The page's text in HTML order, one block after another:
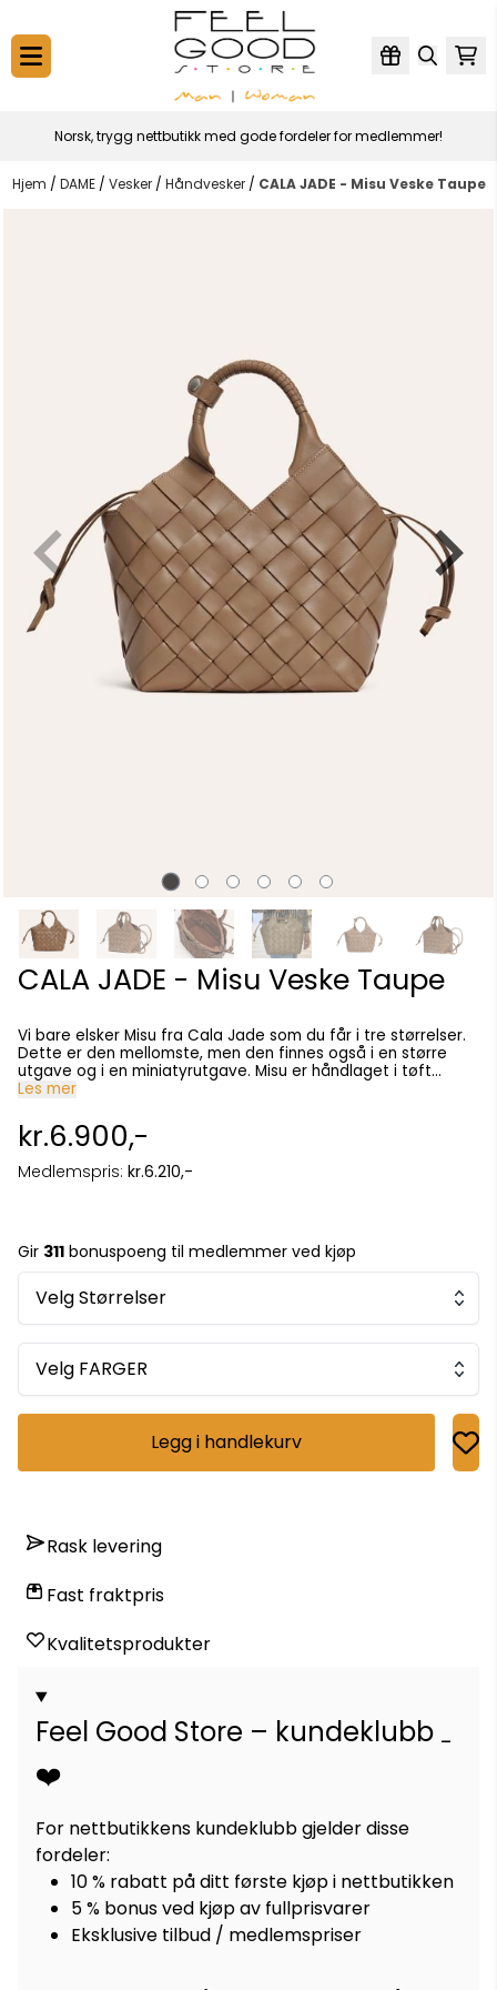
Norsk, trygg nettbutikk med gode fordeler for medlemmer!
Hjem / DAME / Vesker / Håndvesker / CALA JADE - Misu Veske Taupe
CALA JADE - Misu Veske Taupe
Vi bare elsker Misu fra Cala Jade som du får i tre størrelser.
Dette er den mellomste, men den finnes også i en større
utgave og i en miniatyrutgave. Misu er håndlaget i tøft
utrykk, og er like funksjonell som den er vakker. Den har en
med glidelåslomme og god plass. Vesken har avtagbar
skulderreim og lukkes med magnetlås. De lekre detaljene
Les mer
kr.6.900,-
Medlemspris: kr.6.210,-
Gir 311 bonuspoeng til medlemmer ved kjøp
Velg Størrelser
Velg FARGER
Legg i handlekurv
Rask levering
Fast fraktpris
Kvalitetsprodukter
Feel Good Store – kundeklubb
❤️
For nettbutikkens kundeklubb gjelder disse
fordeler:
10 % rabatt på ditt første kjøp i nettbutikken
5 % bonus ved kjøp av fullprisvarer
Eksklusive tilbud / medlemspriser